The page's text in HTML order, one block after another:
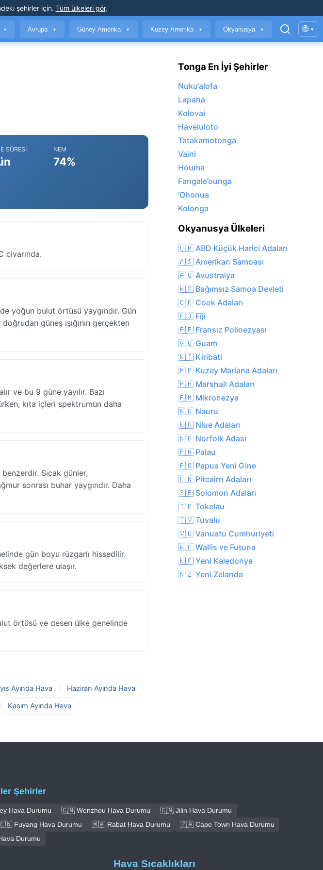
şehirler için. Tüm ülkeleri gör.
▼ Avrupa ▼ Güney Amerika ▼ Kuzey Amerika ▼ Okyanusya ▼ 🌐 ▾
SÜRESI NEM
74%
civarında.
yoğun bulut örtüsü yaygındır. Gün
güneş ışığının gerçekten
ve bu 9 güne yayılır. Bazı
kıta içleri spektrumun daha
Sıcak günler,
sonrası buhar yaygındır. Daha
gün boyu rüzgarlı hissedilir.
değerlere ulaşır.
örtüsü ve desen ülke genelinde
Ayında Hava
Haziran Ayında Hava
Kasım Ayında Hava
Tonga En İyi Şehirler
Nuku‘alofa
Lapaha
Kolovai
Haveluloto
Tatakamotonga
Vaini
Houma
Fangale’ounga
‘Ohonua
Kolonga
Okyanusya Ülkeleri
🇺🇲 ABD Küçük Harici Adaları
🇦🇸 Amerikan Samoası
🇦🇺 Avustralya
🇼🇸 Bağımsız Samoa Devleti
🇨🇰 Cook Adaları
🇫🇯 Fiji
🇵🇫 Fransız Polinezyası
🇬🇺 Guam
🇰🇮 Kiribati
🇲🇵 Kuzey Mariana Adaları
🇲🇭 Marshall Adaları
🇫🇲 Mikronezya
🇳🇷 Nauru
🇳🇺 Niue Adaları
🇳🇫 Norfolk Adası
🇵🇼 Palau
🇵🇬 Papua Yeni Gine
🇵🇳 Pitcairn Adaları
🇸🇧 Solomon Adaları
🇹🇰 Tokelau
🇹🇻 Tuvalu
🇻🇺 Vanuatu Cumhuriyeti
🇼🇫 Wallis ve Futuna
🇳🇨 Yeni Kaledonya
🇳🇿 Yeni Zelanda
Şehirler
Hava Durumu 🇨🇳 Wenzhou Hava Durumu
🇨🇳 Jilin Hava Durumu
Fuyang Hava Durumu 🇲🇦 Rabat Hava Durumu
🇿🇦 Cape Town Hava Durumu
Durumu
Hava Sıcaklıkları